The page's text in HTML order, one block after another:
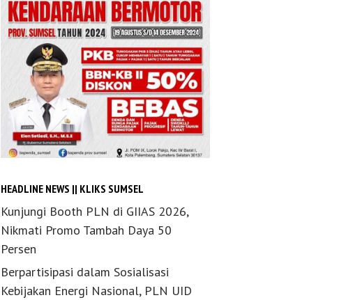
HEADLINE NEWS || KLIKS SUMSEL
Kunjungi Booth PLN di GIIAS 2026,
Nikmati Promo Tambah Daya 50
Persen
Berpartisipasi dalam Sosialisasi
Kebijakan Energi Nasional, PLN UID